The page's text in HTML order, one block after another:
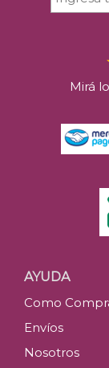
Mirá
AYUDA
Como
Envíos
Nosotros